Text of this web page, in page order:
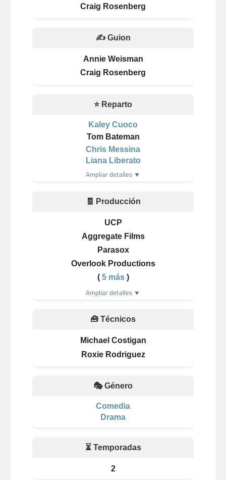
Craig Rosenberg
✍️ Guion
Annie Weisman
Craig Rosenberg
⭐ Reparto
Kaley Cuoco
Tom Bateman
Chris Messina
Liana Liberato
Ampliar detalles ▼
🧾 Producción
UCP
Aggregate Films
Parasox
Overlook Productions
( 5 más)
Ampliar detalles ▼
🧰 Técnicos
Michael Costigan
Roxie Rodriguez
🎭 Género
Comedia
Drama
⏳ Temporadas
2